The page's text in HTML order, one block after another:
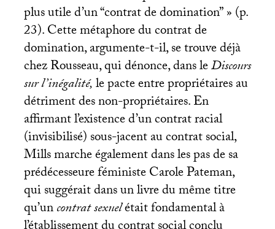
plus utile d’un “contrat de domination”» (p.
23). Cette métaphore du contrat de
domination, argumente-t-il, se trouve déjà
chez Rousseau, qui dénonce, dans leDiscours
sur l’inégalité,le pacte entre propriétaires au
détriment des non-propriétaires. En
affirmant l’existence d’un contrat racial
(invisibilisé) sous-jacent au contrat social,
Mills marche également dans les pas de sa
prédécesseure féministe Carole Pateman,
qui suggérait dans un livre du même titre
qu’uncontrat sexuelétait fondamental à